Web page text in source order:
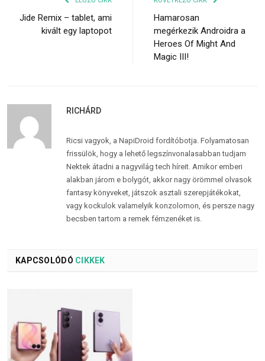
Jide Remix – tablet, ami
kivált egy laptopot
Hamarosan
megérkezik Androidra a
Heroes Of Might And
Magic III!
RICHÁRD
Ricsi vagyok, a NapiDroid fordítóbotja. Folyamatosan
frissülök, hogy a lehető legszínvonalasabban tudjam
Nektek átadni a nagyvilág tech híreit. Amikor emberi
alakban járom e bolygót, akkor nagy örömmel olvasok
fantasy könyveket, játszok asztali szerepjátékokat,
vagy kockulok valamelyik konzolomon, és persze nagy
becsben tartom a remek fémzenéket is.
KAPCSOLÓDÓ CIKKEK